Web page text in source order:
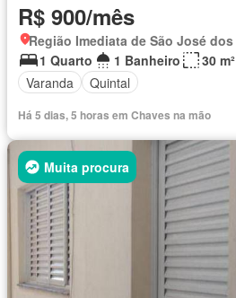
R$ 900/mês
1 Quarto
1 Banheiro
30 m²
Varanda
Quintal
Há 5 dias, 5 horas em Chaves na mão
Muita procura